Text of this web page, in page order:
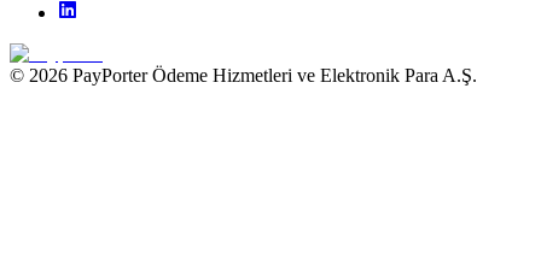
© 2026 PayPorter Ödeme Hizmetleri ve Elektronik Para A.Ş.